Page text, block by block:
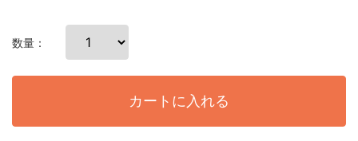
数量：
カートに入れる